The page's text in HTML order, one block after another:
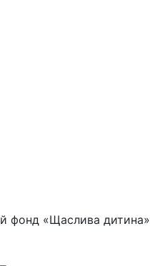
фонд «Щаслива дитина»